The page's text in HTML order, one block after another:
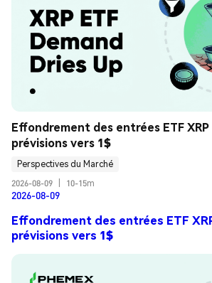
Effondrement des entrées ETF
prévisions vers 1$
Perspectives du Marché
2026-08-09
10-15m
2026-08-09
Effondrement des entrées ETF
prévisions vers 1$